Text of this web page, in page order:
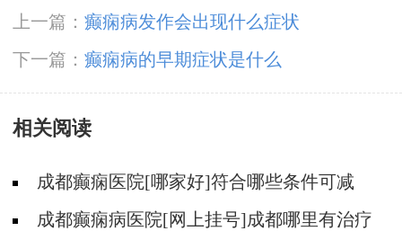
上一篇： 癫痫病发作会出现什么症状
下一篇： 癫痫病的早期症状是什么
相关阅读
成都癫痫医院[哪家好]符合哪些条件可减
药、停药?
成都癫痫病医院[网上挂号]成都哪里有治疗